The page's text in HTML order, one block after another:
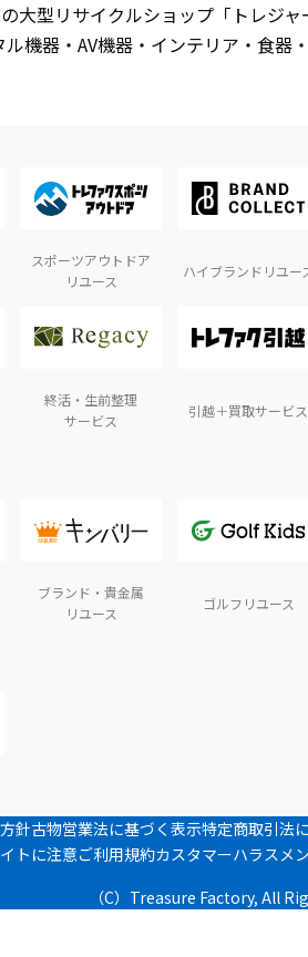
大型リサイクルショップ「トレジ
機器・AV機器・インテリア・食器
スポーツアウトドア
リユース
ハイブランドリユー
終活・生前整理
サービス
引越＋買取サービス
ブランド・貴金属
リユース
ゴルフリユース
針古物営業法に基づく表示特定商取引法
トに注意ご利用規約カスタマーハラスメ
（C）Treasure Factory, All